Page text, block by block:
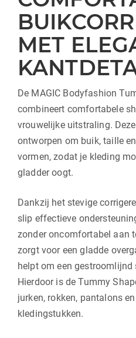
MET
De MAGIC Bodyfashion
combineert comfortabele
vrouwelijke uitstraling.
ontworpen om buik, taille
vormen, zodat je kleding
gladder oogt.
Dankzij het stevige
slip effectieve
zonder oncomfortabel aan
zorgt voor een gladde
helpt om een gestroomlijnd
Hierdoor is de Tummy
jurken, rokken, pantalons
kledingstukken.